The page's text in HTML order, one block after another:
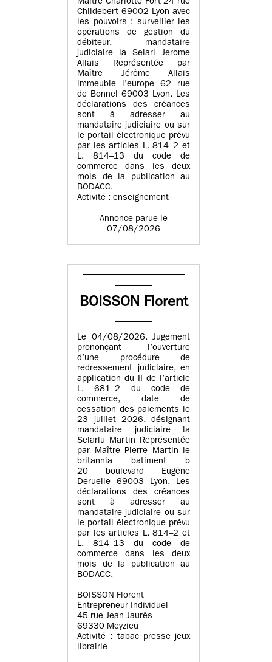
Maître Charlotte Fort 24 rue
Childebert 69002 Lyon avec
les pouvoirs : surveiller les
opérations de gestion du
débiteur, mandataire
judiciaire la Selarl Jerome
Allais Représentée par
Maître Jérôme Allais
immeuble l’europe 62 rue
de Bonnel 69003 Lyon. Les
déclarations des créances
sont à adresser au
mandataire judiciaire ou sur
le portail électronique prévu
par les articles L. 814–2 et
L. 814–13 du code de
commerce dans les deux
mois de la publication au
BODACC.
Activité : enseignement
Annonce parue le
07/08/2026
BOISSON Florent
Le 04/08/2026. Jugement
prononçant l’ouverture
d’une procédure de
redressement judiciaire, en
application du II de l’article
L. 681–2 du code de
commerce, date de
cessation des paiements le
23 juillet 2026, désignant
mandataire judiciaire la
Selarlu Martin Représentée
par Maître Pierre Martin le
britannia batiment b
20 boulevard Eugène
Deruelle 69003 Lyon. Les
déclarations des créances
sont à adresser au
mandataire judiciaire ou sur
le portail électronique prévu
par les articles L. 814–2 et
L. 814–13 du code de
commerce dans les deux
mois de la publication au
BODACC.
BOISSON Florent
Entrepreneur Individuel
45 rue Jean Jaurès
69330 Meyzieu
Activité : tabac presse jeux
librairie